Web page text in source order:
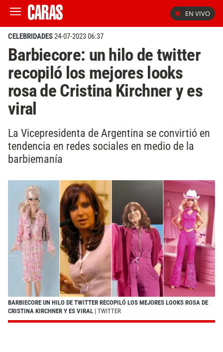
EN VIVO
CELEBRIDADES24-07-2023 06:37
Barbiecore: un hilo de twitter
recopiló los mejores looks
rosa de Cristina Kirchner y es
viral
La Vicepresidenta de Argentina se convirtió en
tendencia en redes sociales en medio de la
barbiemanía
BARBIECORE UN HILO DE TWITTER RECOPILÓ LOS MEJORES LOOKS ROSA DE
CRISTINA KIRCHNER Y ES VIRAL | TWITTER